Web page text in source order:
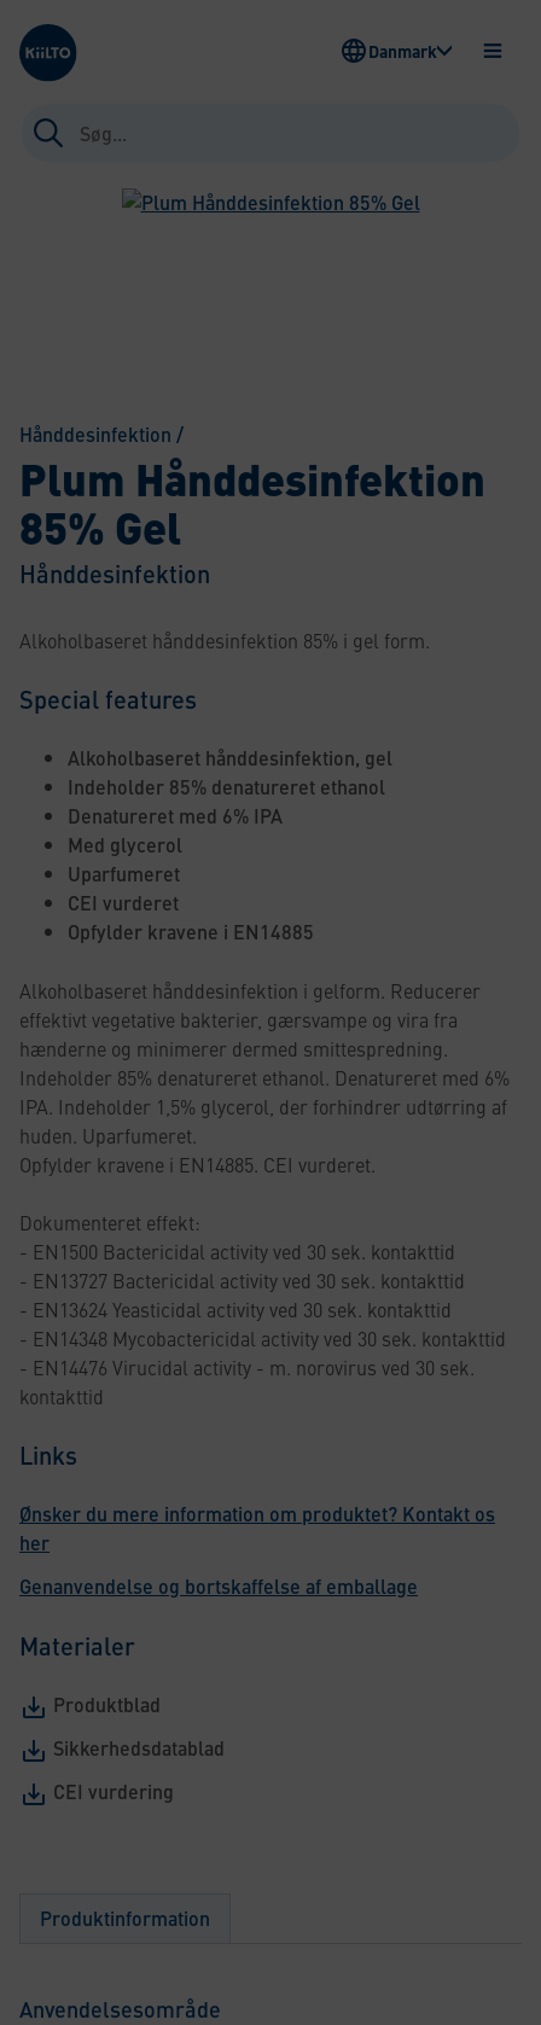
Kiilto Denmark
Søg
efter:
ÅBEN
Danmark
Hånddesinfektion /
Plum Hånddesinfektion
85% Gel
Hånddesinfektion
Alkoholbaseret hånddesinfektion 85% i gel form.
Special features
Alkoholbaseret hånddesinfektion, gel
Indeholder 85% denatureret ethanol
Denatureret med 6% IPA
Med glycerol
Uparfumeret
CEI vurderet
Opfylder kravene i EN14885
Alkoholbaseret hånddesinfektion i gelform. Reducerer
effektivt vegetative bakterier, gærsvampe og vira fra
hænderne og minimerer dermed smittespredning.
Indeholder 85% denatureret ethanol. Denatureret med 6%
IPA. Indeholder 1,5% glycerol, der forhindrer udtørring af
huden. Uparfumeret.
Opfylder kravene i EN14885. CEI vurderet.
Dokumenteret effekt:
- EN1500 Bactericidal activity ved 30 sek. kontakttid
- EN13727 Bactericidal activity ved 30 sek. kontakttid
- EN13624 Yeasticidal activity ved 30 sek. kontakttid
- EN14348 Mycobactericidal activity ved 30 sek. kontakttid
- EN14476 Virucidal activity - m. norovirus ved 30 sek.
kontakttid
Links
Ønsker du mere information om produktet? Kontakt os
her
Genanvendelse og bortskaffelse af emballage
Materialer
Produktblad
Sikkerhedsdatablad
CEI vurdering
Produktinformation
Anvendelsesområde